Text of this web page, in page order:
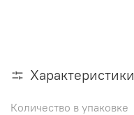
Характеристики
Количество в упаковке